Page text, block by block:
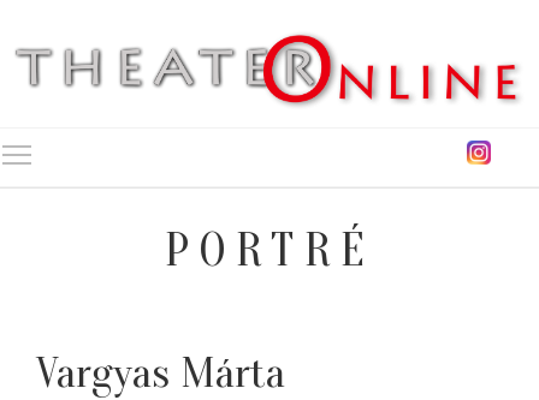
PORTRÉ
Vargyas Márta